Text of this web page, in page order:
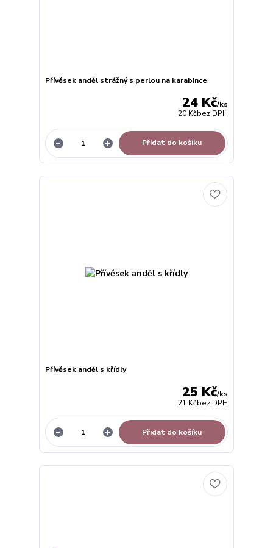
Přívěsek anděl strážný s perlou na karabince
24 Kč/ks
20 Kčbez DPH
Přidat do košíku
Přívěsek anděl s křídly
25 Kč/ks
21 Kčbez DPH
Přidat do košíku